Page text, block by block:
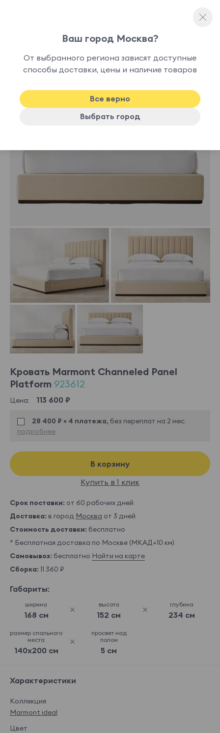
Кровать Marmont Channeled Panel
Platform 923612
Цена: 113 600 ₽
28 400 ₽ × 4 платежа, без переплат на 2 мес.
подробнее
В корзину
Купить в 1 клик
Срок поставки: от 60 рабочих дней
Доставка: в город Москва от 3 дней
Стоимость доставки: бесплатно
* Бесплатная доставка по Москве (МКАД+10 км)
Самовывоз: бесплатно Найти на карте
Сборка: 11 360 ₽
Габариты:
ширина
168 см
высота
152 см
глубина
234 см
размер спального
места
140x200 см
просвет над
полом
5 см
Характеристики
Коллекция
Marmont ideal
Цвет
Ваш город Москва?
От выбранного региона зависят доступные
способы доставки, цены и наличие товаров
Все верно
Выбрать город